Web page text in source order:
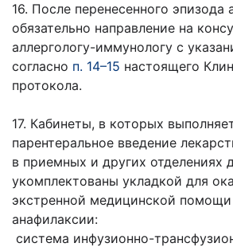
16. После перенесенного эпизода
обязательно направление на
аллергологу-иммунологу с
согласно п. 14–15 настоящего
протокола.
17. Кабинеты, в которых
парентеральное введение
в приемных и других отделениях
укомплектованы укладкой для
экстренной медицинской
анафилаксии:
система инфузионно-